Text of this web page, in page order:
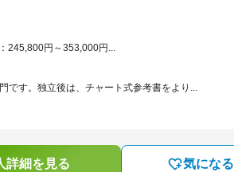
245,800円～353,000円...
です。独立後は、チャート式参考書をより...
詳細を見る 気になる